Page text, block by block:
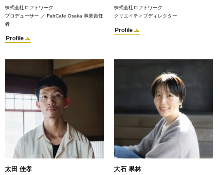
株式会社ロフトワーク
プロデューサー ／ FabCafe Osaka 事業責任
者
Profile
株式会社ロフトワーク
クリエイティブディレクター
Profile
太田 佳孝 大石 果林